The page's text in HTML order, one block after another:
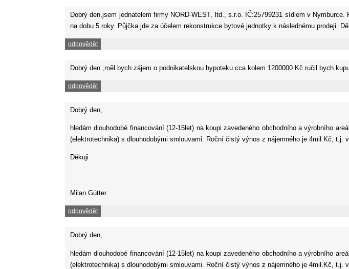
Dobrý den,jsem jednatelem firmy NORD-WEST, ltd., s.r.o. IČ:25799231 sídlem v
na dobu 5 roky. Půjčka jde za účelem rekonstrukce bytové jednotky k následnému prodeji.
odpovědět
Dobrý den ,měl bych zájem o podnikatelskou hypoteku cca kolem 1200000 Kč ručil bych
odpovědět
Dobrý den,
hledám dlouhodobé financování (12-15let) na koupi zavedeného obchodního a výrobního
(elektrotechnika) s dlouhodobými smlouvami. Roční čistý výnos z nájemného je 4mil.Kč,
Děkuji
Milan Gütter
odpovědět
Dobrý den,
hledám dlouhodobé financování (12-15let) na koupi zavedeného obchodního a výrobního
(elektrotechnika) s dlouhodobými smlouvami. Roční čistý výnos z nájemného je 4mil.Kč,